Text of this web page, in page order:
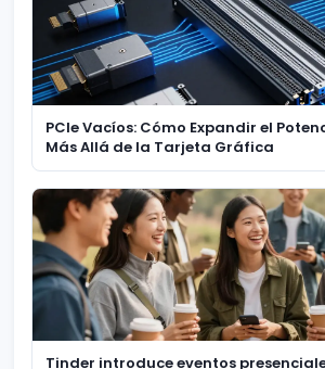
PCIe Vacíos: Cómo Expandir el
Más Allá de la Tarjeta Gráfica
Tinder introduce eventos